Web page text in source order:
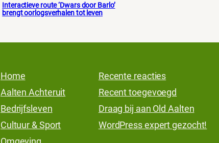
Interactieve route ‘Dwars door Barlo’
brengt oorlogsverhalen tot leven
Home
Aalten Achteruit
Bedrijfsleven
Cultuur & Sport
Recente reacties
Recent toegevoegd
Draag bij aan Old Aalten
WordPress expert gezocht!